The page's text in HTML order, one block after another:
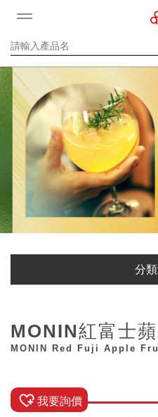
分
MONIN紅富士
MONIN Red Fuji Apple
我要詢價